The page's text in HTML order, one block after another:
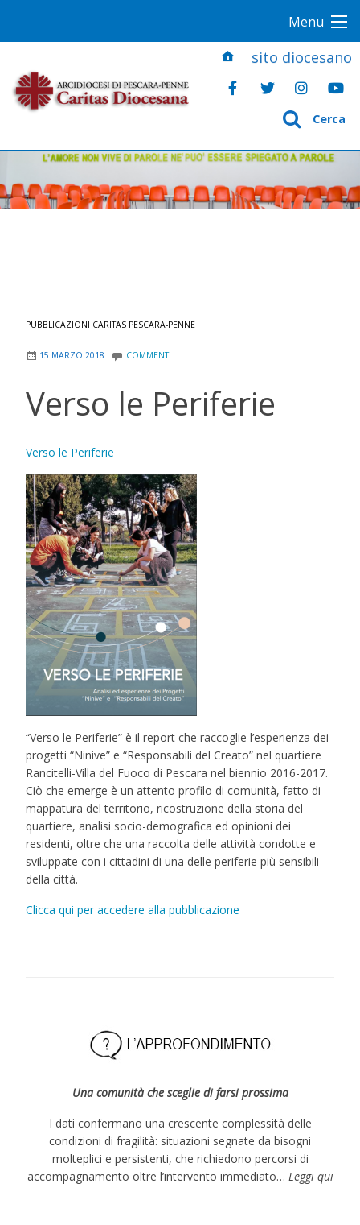
n
t
Menu
sito diocesano
Cerca
PUBBLICAZIONI CARITAS PESCARA-PENNE
15 MARZO 2018 COMMENT
Verso le Periferie
Verso le Periferie
“Verso le Periferie” è il report che raccoglie l’esperienza dei
progetti “Ninive” e “Responsabili del Creato” nel quartiere
Rancitelli-Villa del Fuoco di Pescara nel biennio 2016-2017.
Ciò che emerge è un attento profilo di comunità, fatto di
mappatura del territorio, ricostruzione della storia del
quartiere, analisi socio-demografica ed opinioni dei
residenti, oltre che una raccolta delle attività condotte e
sviluppate con i cittadini di una delle periferie più sensibili
della città.
Clicca qui per accedere alla pubblicazione
Una comunità che sceglie di farsi prossima
I dati confermano una crescente complessità delle
condizioni di fragilità: situazioni segnate da bisogni
molteplici e persistenti, che richiedono percorsi di
accompagnamento oltre l’intervento immediato… Leggi qui